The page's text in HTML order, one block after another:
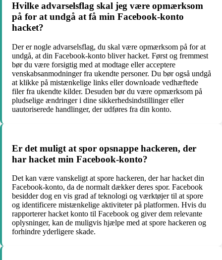
Hvilke advarselsflag skal jeg være opmærksom
på for at undgå at få min Facebook-konto
hacket?
Der er nogle advarselsflag, du skal være opmærksom på for at
undgå, at din Facebook-konto bliver hacket. Først og fremmest
bør du være forsigtig med at modtage eller acceptere
venskabsanmodninger fra ukendte personer. Du bør også undgå
at klikke på mistænkelige links eller downloade vedhæftede
filer fra ukendte kilder. Desuden bør du være opmærksom på
pludselige ændringer i dine sikkerhedsindstillinger eller
uautoriserede handlinger, der udføres fra din konto.
Er det muligt at spor opsnappe hackeren, der
har hacket min Facebook-konto?
Det kan være vanskeligt at spore hackeren, der har hacket din
Facebook-konto, da de normalt dækker deres spor. Facebook
besidder dog en vis grad af teknologi og værktøjer til at spore
og identificere mistænkelige aktiviteter på platformen. Hvis du
rapporterer hacket konto til Facebook og giver dem relevante
oplysninger, kan de muligvis hjælpe med at spore hackeren og
forhindre yderligere skade.